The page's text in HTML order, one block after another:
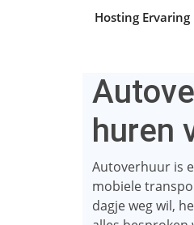
Hosting Ervaring
huren
Autoverhuur is
mobiele
dagje weg wil,